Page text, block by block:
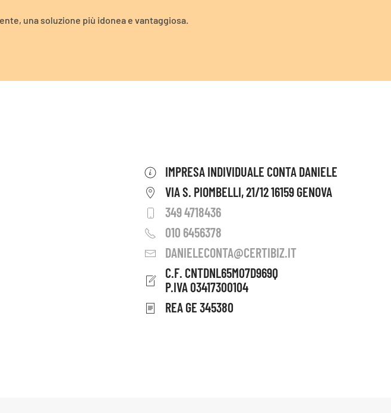
una soluzione più idonea e vantaggiosa.
IMPRESA INDIVIDUALE CONTA DANIELE
VIA S. PIOMBELLI, 21/12 16159 GENOVA
349 4718436
010 6456378
DANIELECONTA@CERTIBIZ.IT
C.F. CNTDNL65M07D969Q
P.IVA 03417300104
REA GE 345380